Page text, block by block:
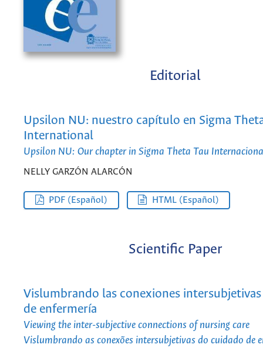
Editorial
Upsilon NU: nuestro capítulo en Sigma
International
Upsilon NU: Our chapter in Sigma Theta Tau
NELLY GARZÓN ALARCÓN
PDF (Español) HTML (Español)
Scientific Paper
Vislumbrando las conexiones
de enfermería
Viewing the inter-subjective connections of nursing care
Vislumbrando as conexões intersubjetivas do cuidado de